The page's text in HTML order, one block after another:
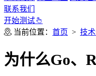
联系我们
开始测试
当前位置： 首页 > 技
为什么Go、